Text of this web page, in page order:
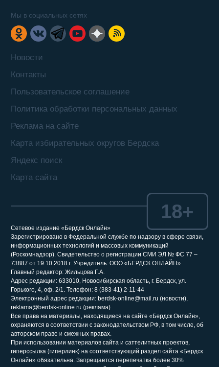
Новости
Контакты
Пользовательское соглашение
Политика обработки персональных данных
Реклама на сайте
Карта избирательных округов Бердска
Яндекс поиск
Карта сайта
Мы в социальных сетях
Сетевое издание «Бердск Онлайн»
Зарегистрировано в Федеральной службе по надзору в сфере связи,
информационных технологий и массовых коммуникаций
(Роскомнадзор). Свидетельство о регистрации СМИ ЭЛ № ФС 77 –
73887 от 19.10.2018 г. Учредитель: ООО «БЕРДСК ОНЛАЙН»
Главный редактор: Жильцова Г.А.
Адрес редакции: 633010, Новосибирская область, г. Бердск, ул.
Горького, 4, оф. 2/1. Телефон: 8 (383-41) 2-11-44
Электронный адрес редакции: berdsk-online@mail.ru (новости),
reklama@berdsk-online.ru (реклама)
Все права на материалы, находящиеся на сайте «Бердск Онлайн»,
охраняются в соответствии с законодательством РФ, в том числе, об
авторском праве и смежных правах.
При использовании материалов сайта и саттелитных проектов,
гиперссылка (гиперлинк) на соответствующий раздел сайта «Бердск
Онлайн» обязательна. Запрещается перепечатка более 30%
18+